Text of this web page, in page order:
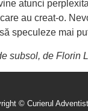
atunci
au creat-o.
speculeze mai
subsol, de Florin
© Curierul Adventist